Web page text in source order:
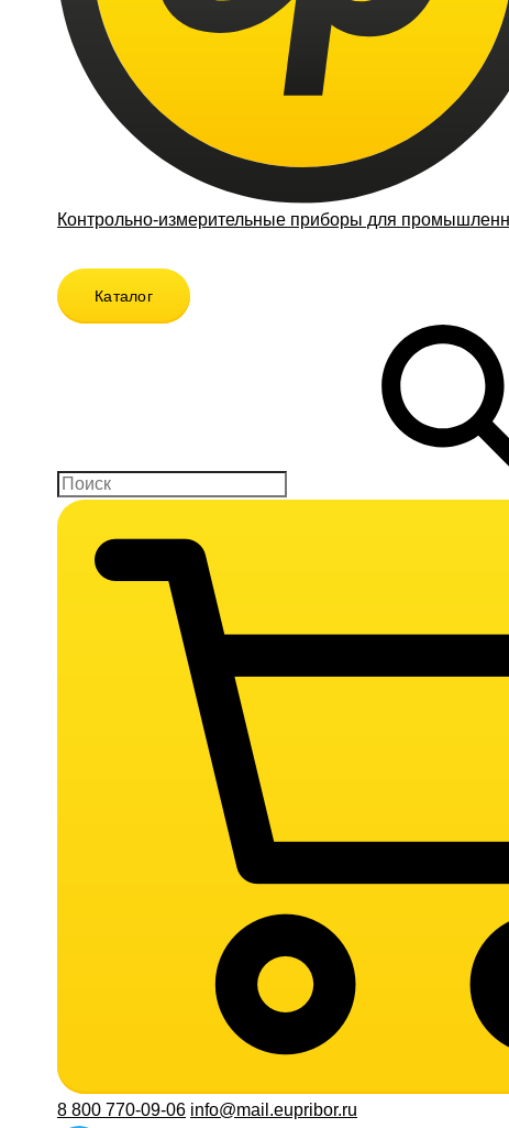
Контрольно-измерительные приборы для
Каталог
8 800 770-09-06 info@mail.eupribor.ru